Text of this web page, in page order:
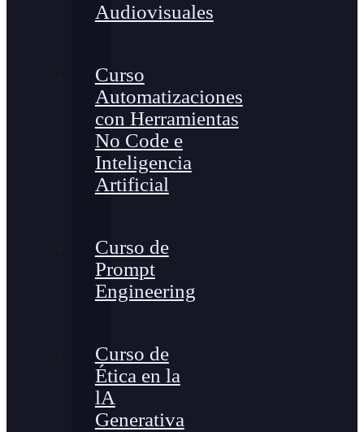
Audiovisuales
Curso
Automatizaciones
con Herramientas
No Code e
Inteligencia
Artificial
Curso de
Prompt
Engineering
Curso de
Ética en la
lA
Generativa